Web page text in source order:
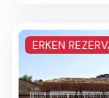
ERKEN